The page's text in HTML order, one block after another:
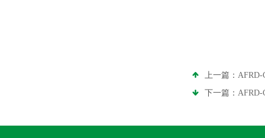
上一篇： AFRD-
下一篇： AFRD-